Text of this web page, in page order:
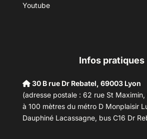
Youtube
Infos pratiques
30 B rue Dr Rebatel, 69003 Lyon
(adresse postale : 62 rue St
à 100 mètres du métro D Monplaisir
Dauphiné Lacassagne, bus C16 Dr